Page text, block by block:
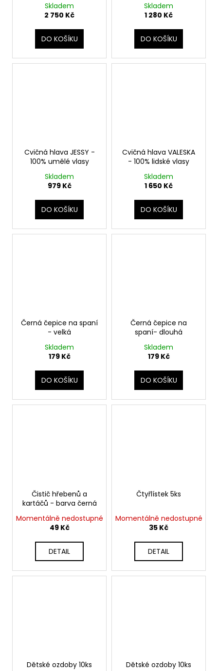
Skladem
2 750 Kč
DO KOŠÍKU
Skladem
1 280 Kč
DO KOŠÍKU
Cvičná hlava JESSY -
100% umělé vlasy
Skladem
979 Kč
DO KOŠÍKU
Cvičná hlava VALESKA
- 100% lidské vlasy
Skladem
1 650 Kč
DO KOŠÍKU
Černá čepice na spaní
- velká
Skladem
179 Kč
DO KOŠÍKU
Černá čepice na
spaní- dlouhá
Skladem
179 Kč
DO KOŠÍKU
Čistič hřebenů a
kartáčů - barva černá
Momentálně nedostupné
49 Kč
DETAIL
Čtyřlístek 5ks
Momentálně nedostupné
35 Kč
DETAIL
Dětské ozdoby 10ks Dětské ozdoby 10ks